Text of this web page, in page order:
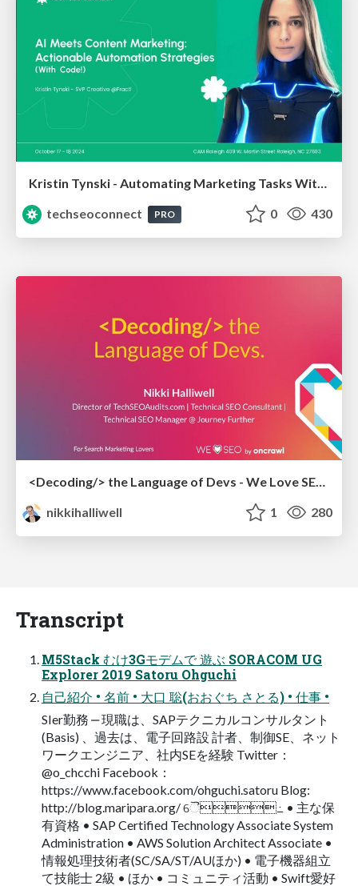
Kristin Tynski - Automating Marketing Tasks With AI
techseoconnect
PRO 0 430
nikkihalliwell
1 280
Transcript
M5Stack むけ3Gモデムで 遊ぶ SORACOM UG
Explorer 2019 Satoru Ohguchi
⾃⼰紹介 • 名前 • ⼤⼝ 聡(おおぐち さとる) • 仕事 •
SIer勤務 ‒ 現職は、SAPテクニカルコンサルタント
(Basis) 、過去は、電⼦回路設 計者、制御SE、ネット
ワークエンジニア、社内SEを経験 Twitter：
@o_chcchi Facebook：
https://www.facebook.com/ohguchi.satoru Blog:
http://blog.maripara.org/ ୈ߸ • 主な保
有資格 • SAP Certified Technology Associate System
Administration • AWS Solution Architect Associate •
情報処理技術者(SC/SA/ST/AUほか) • 電⼦機器組⽴
て技能⼠ 2級 • ほか • コミュニティ活動 • Swift愛好